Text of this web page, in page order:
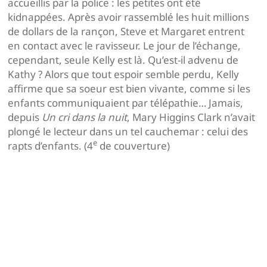
kidnappées. Après avoir rassemblé les huit millions
de dollars de la rançon, Steve et Margaret entrent
en contact avec le ravisseur. Le jour de l’échange,
cependant, seule Kelly est là. Qu’est-il advenu de
Kathy ? Alors que tout espoir semble perdu, Kelly
affirme que sa soeur est bien vivante, comme si les
enfants communiquaient par télépathie… Jamais,
depuis Un cri dans la nuit, Mary Higgins Clark n’avait
plongé le lecteur dans un tel cauchemar : celui des
rapts d’enfants. (4e de couverture)